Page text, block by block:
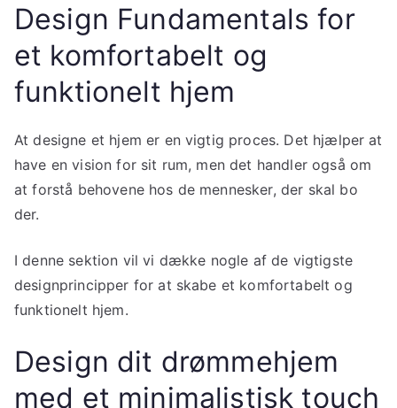
Design Fundamentals for
et komfortabelt og
funktionelt hjem
At designe et hjem er en vigtig proces. Det hjælper at
have en vision for sit rum, men det handler også om
at forstå behovene hos de mennesker, der skal bo
der.
I denne sektion vil vi dække nogle af de vigtigste
designprincipper for at skabe et komfortabelt og
funktionelt hjem.
Design dit drømmehjem
med et minimalistisk touch